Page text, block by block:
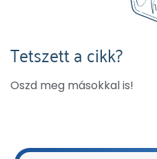
Tetszett a cikk?
Oszd meg másokkal is!